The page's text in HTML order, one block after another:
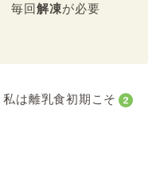
毎回解凍が必要
は離乳食初期こそ